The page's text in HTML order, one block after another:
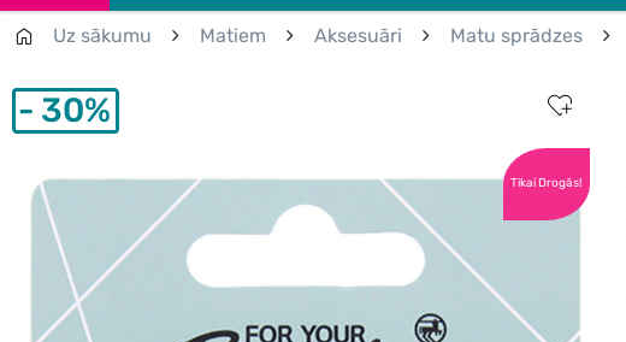
Uz sākumu Matiem Aksesuāri Matu sprādzes
30%
Tikai Drogās!